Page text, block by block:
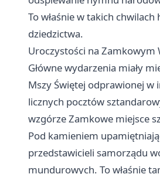
To właśnie w takich
dziedzictwa.
Uroczystości na Zamkowym
Główne wydarzenia miały
Mszy Świętej odprawionej w
licznych pocztów
wzgórze Zamkowe miejsce
Pod kamieniem
przedstawicieli samorządu
mundurowych. To właśnie